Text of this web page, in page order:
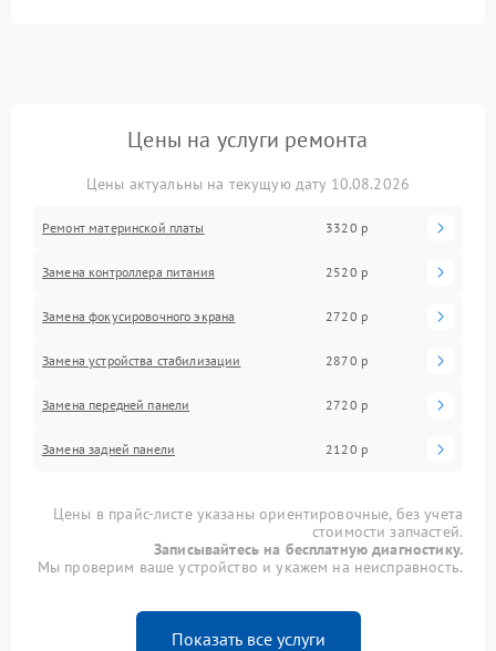
Цены на услуги ремонта
Цены актуальны на текущую дату 10.08.2026
Ремонт материнской платы 3320 р
Замена контроллера питания 2520 р
Замена фокусировочного экрана 2720 р
Замена устройства стабилизации 2870 р
Замена передней панели 2720 р
Замена задней панели 2120 р
Цены в прайс-листе указаны ориентировочные, без учета
стоимости запчастей.
Записывайтесь на бесплатную диагностику.
Мы проверим ваше устройство и укажем на неисправность.
Показать все услуги